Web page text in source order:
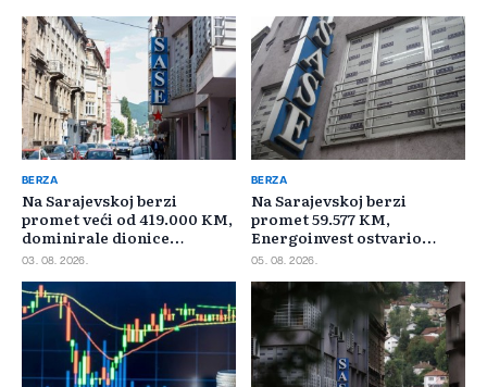
BERZA
Na Sarajevskoj berzi
promet veći od 419.000 KM,
dominirale dionice
Privredne banke Sarajevo
03. 08. 2026.
BERZA
Na Sarajevskoj berzi
promet 59.577 KM,
Energoinvest ostvario
najveći promet
05. 08. 2026.